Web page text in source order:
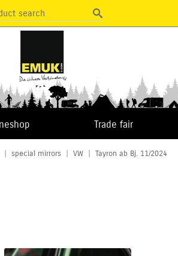
search
Trade fair
special mirrors VW Tayron ab Bj. 11/2024